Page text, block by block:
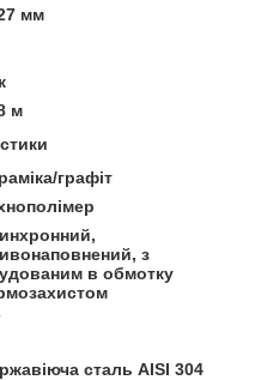
мм
м
графіт
з
в обмотку
сталь AISI 304